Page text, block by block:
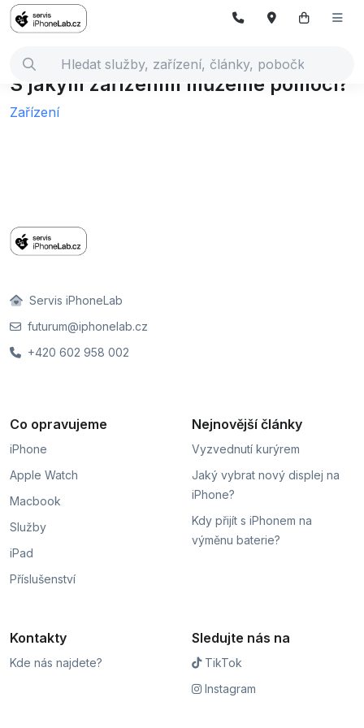
S jakým zařízením můžeme pomoci?
Zařízení
Servis iPhoneLab
futurum@iphonelab.cz
+420 602 958 002
Co opravujeme
iPhone
Apple Watch
Macbook
Služby
iPad
Příslušenství
Nejnovější články
Vyzvednutí kurýrem
Jaký vybrat nový displej na
iPhone?
Kdy přijít s iPhonem na
výměnu baterie?
Kontakty
Kde nás najdete?
Sledujte nás na
TikTok
Instagram